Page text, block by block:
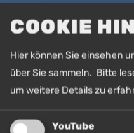
Eine Fahrt in
COOKIE
Hier können Sie einsehen
über Sie sammeln. Bitte
um weitere Details zu
YouTube